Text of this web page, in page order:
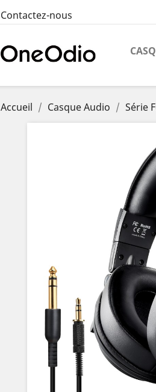
Contactez-nous
Accueil Casque Audio Série